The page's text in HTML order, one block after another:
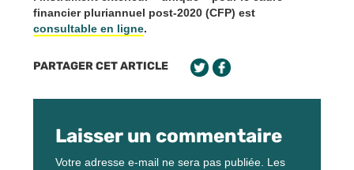
financier pluriannuel post-2020 (CFP) est
consultable en ligne.
PARTAGER CET ARTICLE
Laisser un commentaire
Votre adresse e-mail ne sera pas publiée. Les